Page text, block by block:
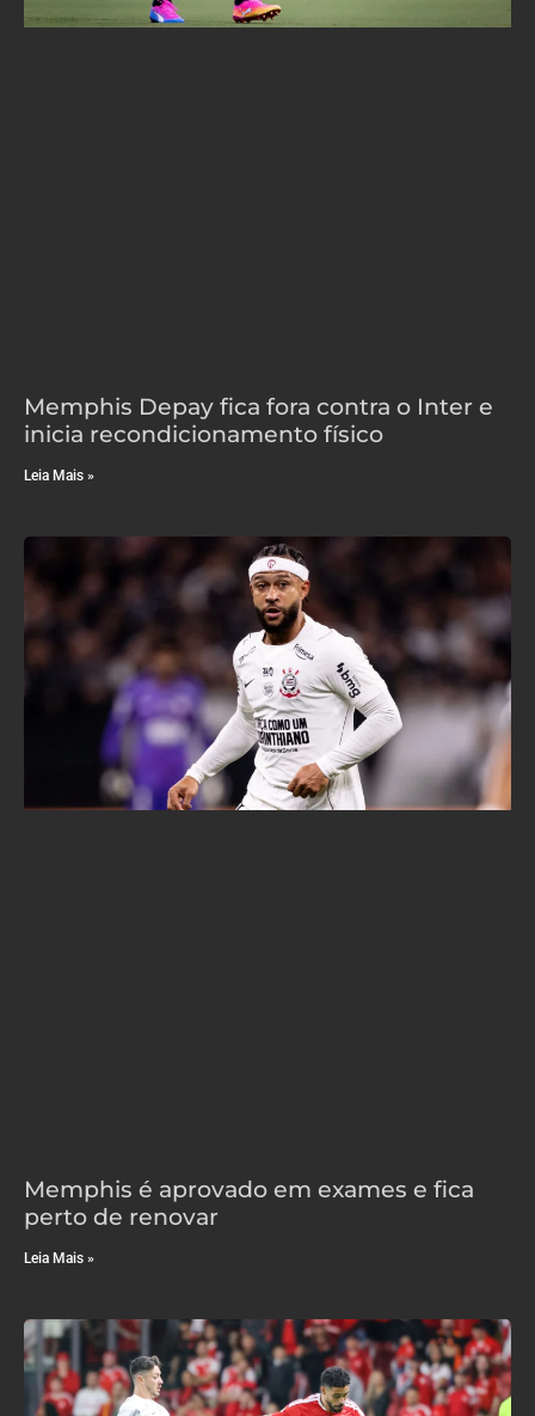
Memphis Depay fica fora contra o Inter e
inicia recondicionamento físico
Leia Mais »
Memphis é aprovado em exames e fica
perto de renovar
Leia Mais »